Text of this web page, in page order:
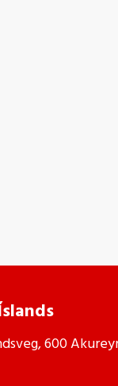
600